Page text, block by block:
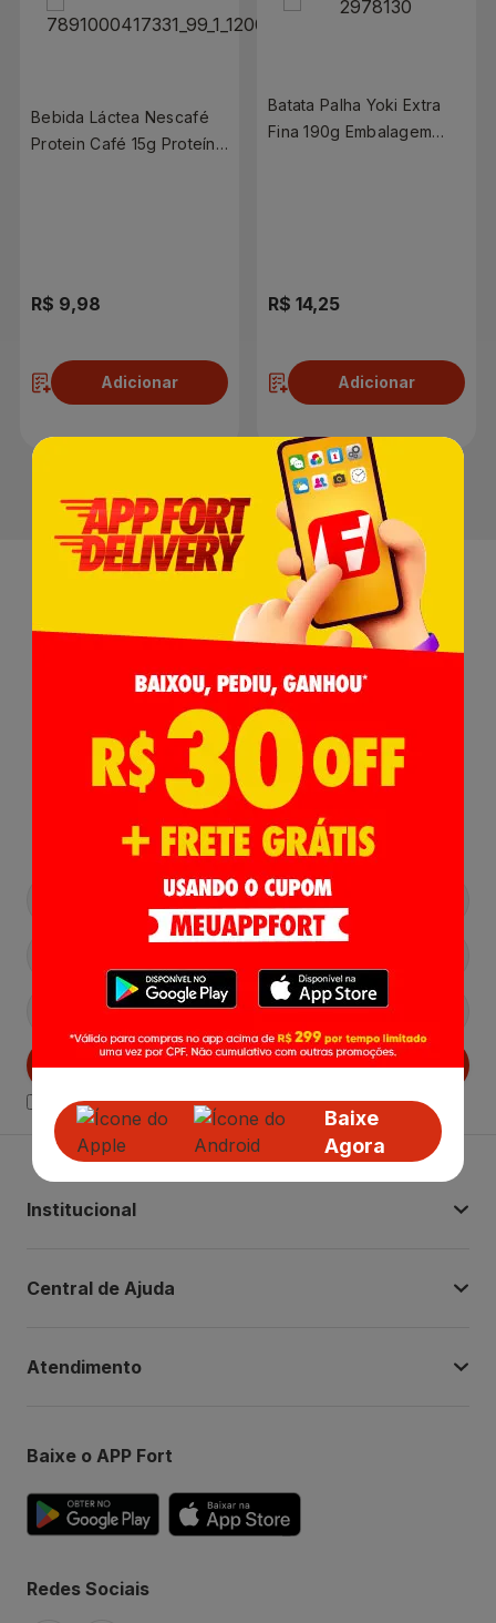
Bebida Láctea Nescafé
Protein Café 15g Proteína
R$ 9,98
Adicionar
Batata Palha Yoki Extra
Fina 190g Embalagem
R$ 14,25
Adicionar
Baixe
Agora
Receba nossasNovidades,
Lançamentos e Promoções!
Cadastrar
Declaro estar ciente dasPoliticas de Privacidade.
Institucional
Central de Ajuda
Atendimento
Baixe o APP Fort
Redes Sociais